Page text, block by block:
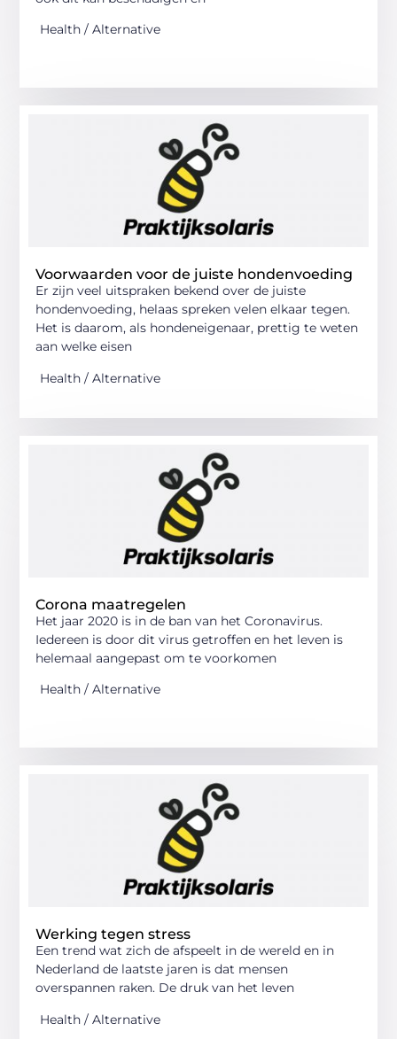
Health / Alternative
Voorwaarden voor de juiste hondenvoeding
Er zijn veel uitspraken bekend over de juiste
hondenvoeding, helaas spreken velen elkaar tegen.
Het is daarom, als hondeneigenaar, prettig te weten
aan welke eisen
Health / Alternative
Corona maatregelen
Het jaar 2020 is in de ban van het Coronavirus.
Iedereen is door dit virus getroffen en het leven is
helemaal aangepast om te voorkomen
Health / Alternative
Werking tegen stress
Een trend wat zich de afspeelt in de wereld en in
Nederland de laatste jaren is dat mensen
overspannen raken. De druk van het leven
Health / Alternative